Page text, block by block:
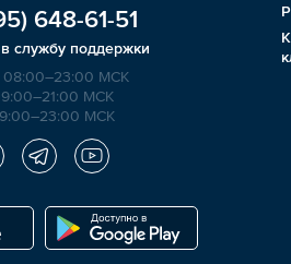
648-61-51
службу поддержки
08:00–23:00 МСК
МСК
МСК